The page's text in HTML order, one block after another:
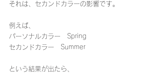
それは、セカンドカラーの影響です。
例えば、
パーソナルカラー　Spring
セカンドカラー　Summer
という結果が出たら、